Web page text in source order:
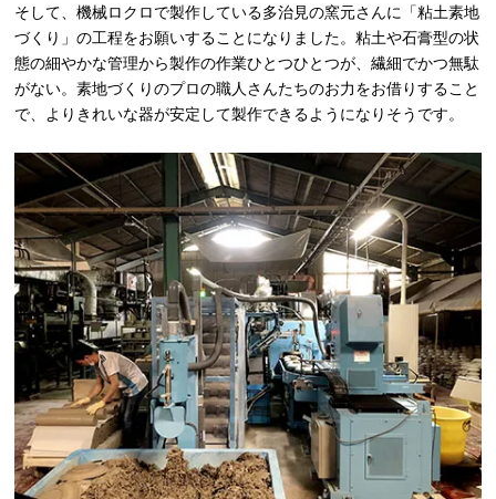
そして、機械ロクロで製作している多治見の窯元さんに「粘土素地
づくり」の工程をお願いすることになりました。粘土や石膏型の状
態の細やかな管理から製作の作業ひとつひとつが、繊細でかつ無駄
がない。素地づくりのプロの職人さんたちのお力をお借りすること
で、よりきれいな器が安定して製作できるようになりそうです。